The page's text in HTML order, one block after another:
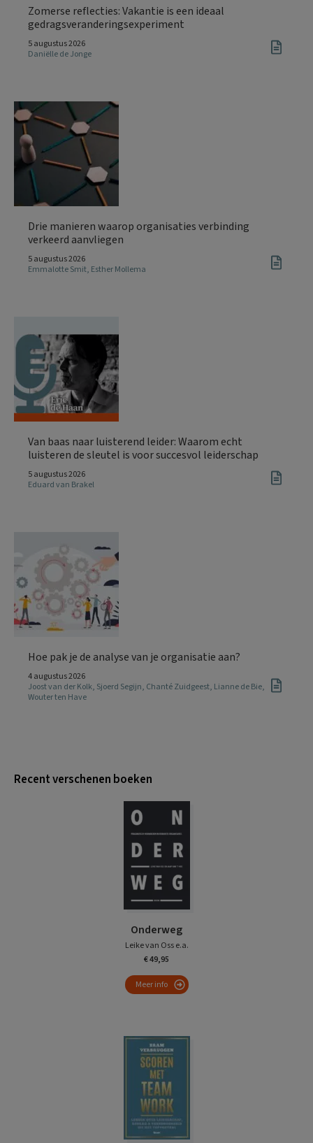
Zomerse reflecties: Vakantie is een ideaal
gedragsveranderingsexperiment
5 augustus 2026
Daniëlle de Jonge
Drie manieren waarop organisaties verbinding
verkeerd aanvliegen
5 augustus 2026
Emmalotte Smit, Esther Mollema
Van baas naar luisterend leider: Waarom echt
luisteren de sleutel is voor succesvol leiderschap
5 augustus 2026
Eduard van Brakel
Hoe pak je de analyse van je organisatie aan?
4 augustus 2026
Joost van der Kolk, Sjoerd Segijn, Chanté Zuidgeest, Lianne de Bie,
Wouter ten Have
Recent verschenen boeken
Onderweg
Leike van Oss e.a.
€ 49,95
Meer info